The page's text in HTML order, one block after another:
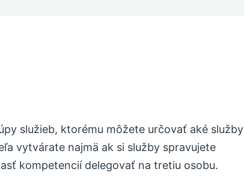
služieb, ktorému môžete určovať aké služby
vytvárate najmä ak si služby spravujete
kompetencií delegovať na tretiu osobu.